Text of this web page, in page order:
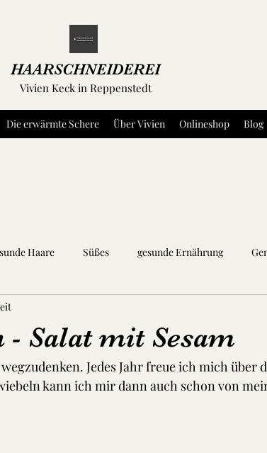
HAARSCHNEIDEREI
Vivien Keck in Reppenstedt
Die erwärmte Schere Über Vivien Onlineshop Blog
Haare Süßes gesunde Ernährung
- Salat mit Sesam
Jedes Jahr freue ich mich über
kann ich mir dann auch schon von